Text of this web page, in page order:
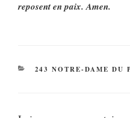
reposent en paix. Amen.
CATÉGORIES
243 NOTRE-DAME DU